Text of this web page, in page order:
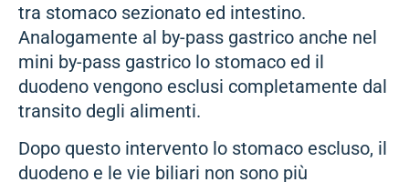
tra stomaco sezionato ed intestino.
Analogamente al by-pass gastrico anche nel
mini by-pass gastrico lo stomaco ed il
duodeno vengono esclusi completamente dal
transito degli alimenti.
Dopo questo intervento lo stomaco escluso, il
duodeno e le vie biliari non sono più